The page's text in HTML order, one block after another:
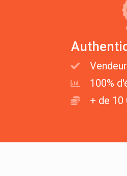
100%
+ de 10